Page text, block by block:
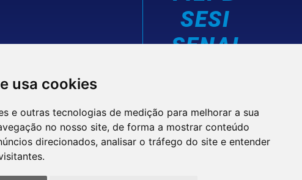
usa cookies
e outras tecnologias de medição para melhorar a sua
no nosso site, de forma a mostrar conteúdo
direcionados, analisar o tráfego do site e entender
SESI
SENAI